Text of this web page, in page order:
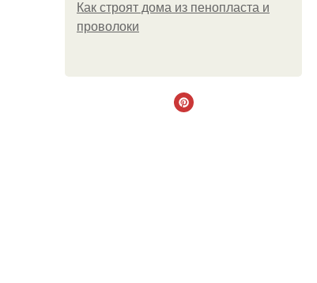
Как строят дома из пенопласта и
проволоки